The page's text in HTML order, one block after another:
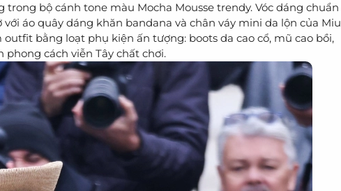
bộ cánh tone màu Mocha Mousse trendy. Vóc dáng chuẩn
áo quây dáng khăn bandana và chân váy mini da lộn của Miu
bằng loạt phụ kiện ấn tượng: boots da cao cổ, mũ cao bồi,
cách viễn Tây chất chơi.